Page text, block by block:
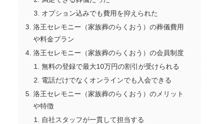
オプション込みでも費用を抑えられた
洛王セレモニー（家族葬のらくおう）の葬儀費用
や料金プラン
洛王セレモニー（家族葬のらくおう）の会員制度
無料の登録で最大10万円の割引が受けられる
電話だけでなくオンラインでも入会できる
洛王セレモニー（家族葬のらくおう）のメリット
や特徴
自社スタッフが一貫して担当する